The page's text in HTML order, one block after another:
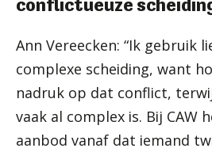
conflictueuze
Ann Vereecken: “Ik gebruik
complexe scheiding, want
nadruk op dat conflict,
vaak al complex is. Bij CAW
aanbod vanaf dat iemand